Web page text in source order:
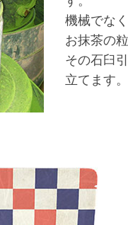
機械でな
お抹茶の
その石臼
立てます。